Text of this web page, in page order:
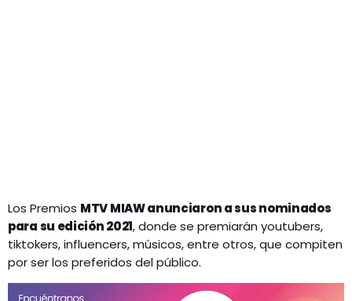
Los Premios MTV MIAW anunciaron a sus nominados
para su edición 2021, donde se premiarán youtubers,
tiktokers, influencers, músicos, entre otros, que compiten
por ser los preferidos del público.